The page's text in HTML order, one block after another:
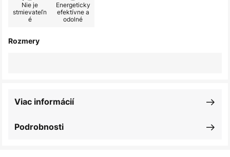
Nie je
stmievateľn
é
Energeticky
efektívne a
odolné
Rozmery
Podrobnosti
Viac informácií